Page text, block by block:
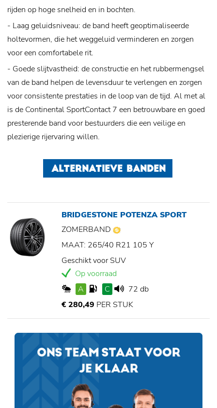
rijden op hoge snelheid en in bochten.
- Laag geluidsniveau: de band heeft geoptimaliseerde
holtevormen, die het weggeluid verminderen en zorgen
voor een comfortabele rit.
- Goede slijtvastheid: de constructie en het rubbermengsel
van de band helpen de levensduur te verlengen en zorgen
voor consistente prestaties in de loop van de tijd. Al met al
is de Continental SportContact 7 een betrouwbare en goed
presterende band voor bestuurders die een veilige en
plezierige rijervaring willen.
ALTERNATIEVE BANDEN
BRIDGESTONE POTENZA SPORT
ZOMERBAND
MAAT: 265/40 R21 105 Y
Geschikt voor SUV
Op voorraad
A
C
72 db
€ 280,49 PER STUK